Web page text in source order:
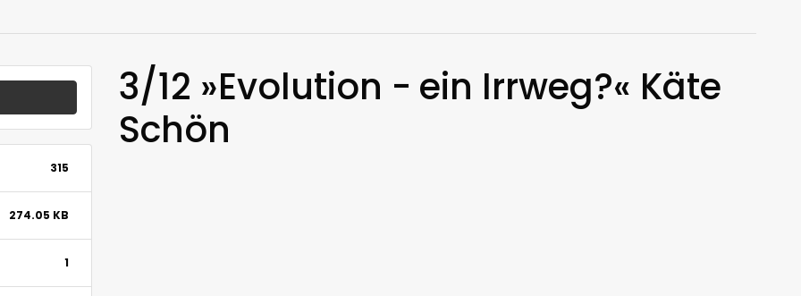
315
274.05 KB
1
3/12 »Evolution - ein Irrweg?« Käte
Schön